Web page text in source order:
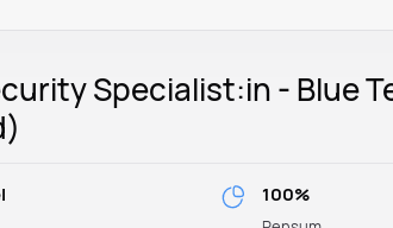
Specialist:in - Blue
100%